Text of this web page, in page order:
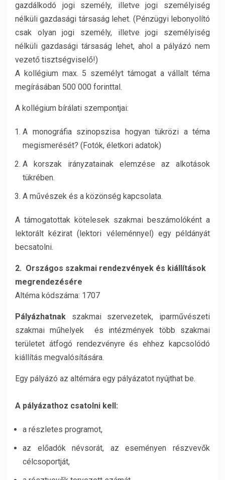
gazdálkodó jogi személy, illetve jogi személyiség
nélküli gazdasági társaság lehet. (Pénzügyi lebonyolító
csak olyan jogi személy, illetve jogi személyiség
nélküli gazdasági társaság lehet, ahol a pályázó nem
vezető tisztségviselő!)
A kollégium max. 5 személyt támogat a vállalt téma
megírásában 500 000 forinttal.
A kollégium bírálati szempontjai:
A monográfia szinopszisa hogyan tükrözi a téma
megismerését? (Fotók, életkori adatok)
A korszak irányzatainak elemzése az alkotások
tükrében.
A művészek és a közönség kapcsolata.
A támogatottak kötelesek szakmai beszámolóként a
lektorált kézirat (lektori véleménnyel) egy példányát
becsatolni.
2. Országos szakmai rendezvények és kiállítások
megrendezésére
Altéma kódszáma: 1707
Pályázhatnak szakmai szervezetek, iparművészeti
szakmai műhelyek és intézmények több szakmai
területet átfogó rendezvényre és ehhez kapcsolódó
kiállítás megvalósítására.
Egy pályázó az altémára egy pályázatot nyújthat be.
A pályázathoz csatolni kell:
a részletes programot,
az előadók névsorát, az eseményen részvevők
célcsoportját,